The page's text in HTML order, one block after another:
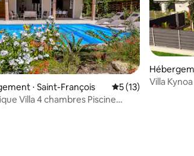
⋅ Saint-François Évaluation
5 (13)
Villa 4 chambres Piscine
Villa